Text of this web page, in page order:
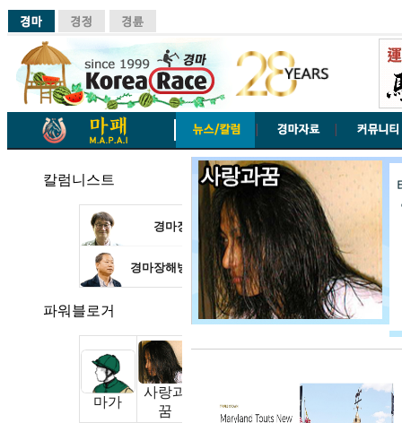
칼럼니스트
경마장산책 유영삼
경마장해방일지 홍대유
파워블로거
마가
사랑과
꿈